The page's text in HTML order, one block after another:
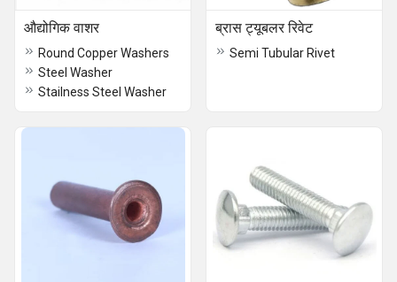
औद्योगिक वाशर
Round Copper Washers
Steel Washer
Stailness Steel Washer
ब्रास ट्यूबलर रिवेट
Semi Tubular Rivet